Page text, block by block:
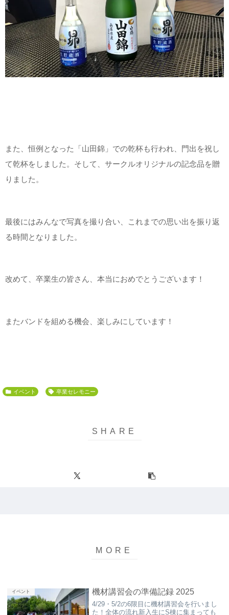
また、恒例となった「山田錦」での乾杯も行われ、門出を祝し
て乾杯をしました。そして、サークルオリジナルの記念品を贈
りました。
最後にはみんなで写真を撮り合い、これまでの思い出を振り返
る時間となりました。
改めて、卒業生の皆さん、本当におめでとうございます！
またバンドを組める機会、楽しみにしています！
イベント 卒業セレモニー
イベント 機材講習会の準備記録 2025
4/29・5/2の6限目に機材講習会を行いまし
た！全体の流れ新入生にS棟に集まっても